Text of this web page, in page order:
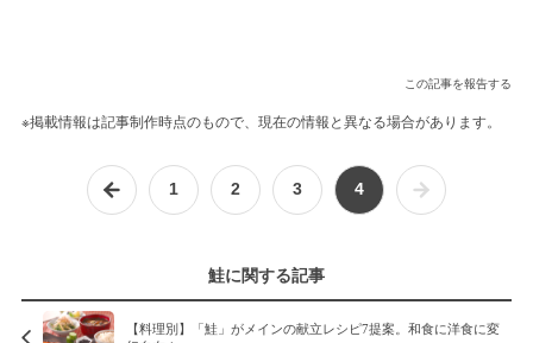
この記事を報告する
※掲載情報は記事制作時点のもので、現在の情報と異なる場合があります。
1 2 3 4
鮭に関する記事
【料理別】「鮭」がメインの献立レシピ7提案。和食に洋食に変